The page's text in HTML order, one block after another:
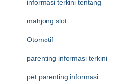
informasi terkini tentang
mahjong slot
Otomotif
parenting informasi terkini
pet parenting informasi